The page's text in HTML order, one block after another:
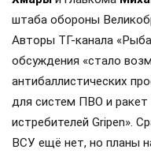
штаба обороны
Авторы ТГ-канала
обсуждения «стало
антибаллистических
для систем ПВО и
истребителей Gripen».
ВСУ ещё нет, но планы